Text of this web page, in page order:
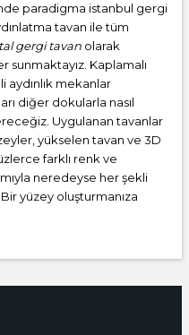
paradigma istanbul gergi
tavan ile tüm
gergi tavan olarak
Kaplamalı
aydınlık mekanlar
diğer dokularla nasıl
Uygulanan tavanlar
yükselen tavan ve 3D
farklı renk ve
neredeyse her şekli
yüzey oluşturmanıza